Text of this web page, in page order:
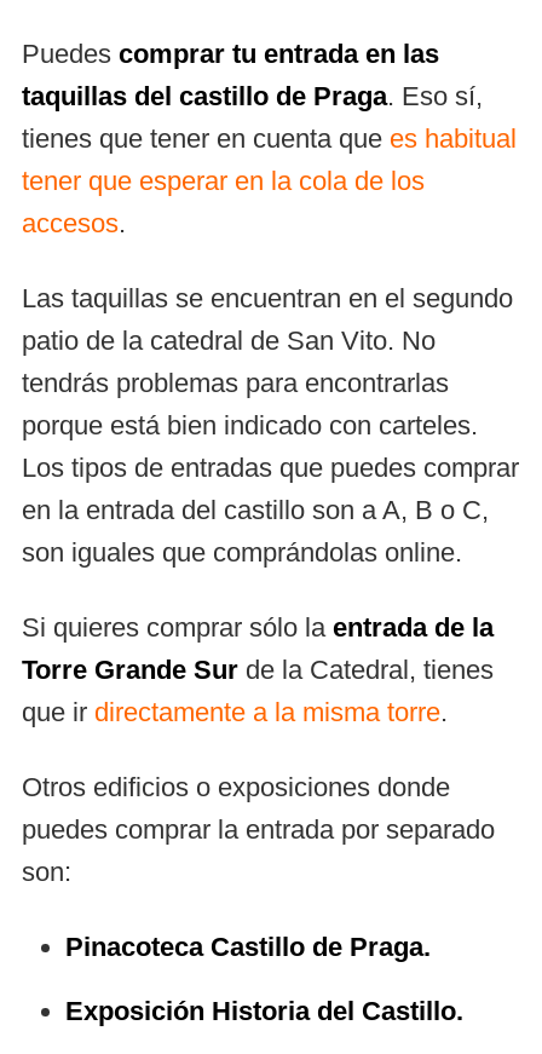
Puedes comprar tu entrada en las
taquillas del castillo de Praga. Eso sí,
tienes que tener en cuenta que es habitual
tener que esperar en la cola de los
accesos.
Las taquillas se encuentran en el segundo
patio de la catedral de San Vito. No
tendrás problemas para encontrarlas
porque está bien indicado con carteles.
Los tipos de entradas que puedes comprar
en la entrada del castillo son a A, B o C,
son iguales que comprándolas online.
Si quieres comprar sólo la entrada de la
Torre Grande Sur de la Catedral, tienes
que ir directamente a la misma torre.
Otros edificios o exposiciones donde
puedes comprar la entrada por separado
son:
Pinacoteca Castillo de Praga.
Exposición Historia del Castillo.